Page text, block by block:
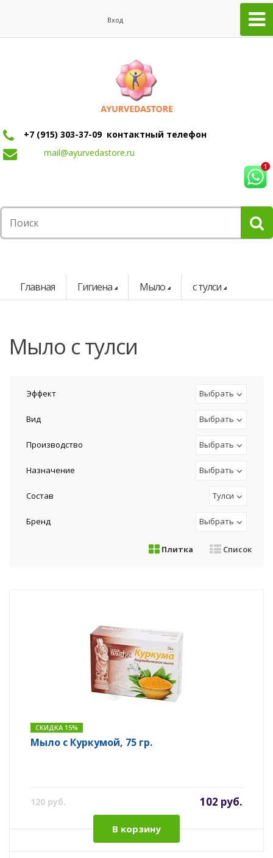
Вход
+7 (915) 303-37-09 контактный телефон
mail@ayurvedastore.ru
Главная Гигиена Мыло с тулси
мыло с тулси
Эффект Выбрать
Вид Выбрать
Производство Выбрать
Назначение Выбрать
Состав Тулси
Бренд Выбрать
Плитка Список
СКИДКА 15%
Мыло с Куркумой, 75 гр.
120 руб. 102 руб.
В корзину